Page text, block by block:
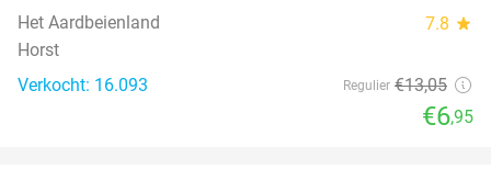
Het Aardbeienland 7.8 star
Horst
Verkocht: 16.093
Regulier €13,05
€6,95